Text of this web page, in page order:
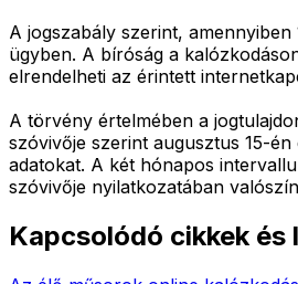
A jogszabály szerint,
ügyben. A bíróság a
elrendelheti az érintett
A törvény értelmében a
szóvivője szerint augusztus 15-
adatokat. A két hónapos
szóvivője nyilatkozatában
Kapcsolódó cikkek és